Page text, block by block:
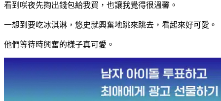
看到咲夜先掏出錢包給我買，也讓我覺得很溫馨。
一想到要吃冰淇淋，悠史就興奮地跳來跳去，看起來好可愛。
他們等待時興奮的樣子真可愛。